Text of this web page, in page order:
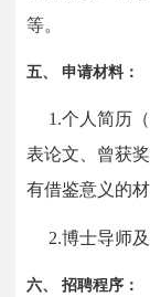
等。
五、申请材料：
1.个人简历
表论文、曾获
有借鉴意义的
2.博士导师
六、招聘程序：